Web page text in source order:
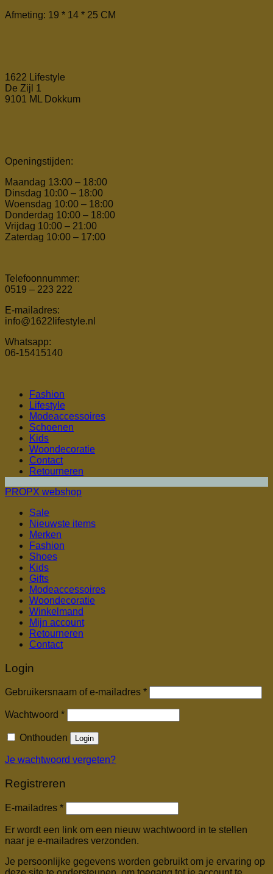
Afmeting: 19 * 14 * 25 CM
1622 Lifestyle
De Zijl 1
9101 ML Dokkum
Openingstijden:
Maandag 13:00 – 18:00
Dinsdag 10:00 – 18:00
Woensdag 10:00 – 18:00
Donderdag 10:00 – 18:00
Vrijdag 10:00 – 21:00
Zaterdag 10:00 – 17:00
Telefoonnummer:
0519 – 223 222
E-mailadres:
info@1622lifestyle.nl
Whatsapp:
06-15415140
Fashion
Lifestyle
Modeaccessoires
Schoenen
Kids
Woondecoratie
Contact
Retourneren
PROPX webshop
Sale
Nieuwste items
Merken
Fashion
Shoes
Kids
Gifts
Modeaccessoires
Woondecoratie
Winkelmand
Mijn account
Retourneren
Contact
Login
Gebruikersnaam of e-mailadres *Vereist
Wachtwoord *Vereist
Onthouden Login
Je wachtwoord vergeten?
Registreren
E-mailadres *Vereist
Er wordt een link om een nieuw wachtwoord in te stellen
naar je e-mailadres verzonden.
Je persoonlijke gegevens worden gebruikt om je ervaring op